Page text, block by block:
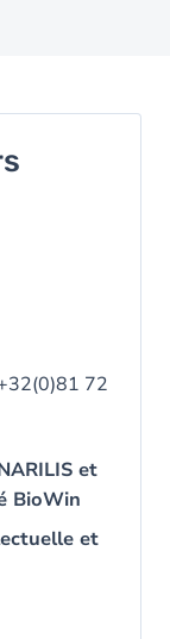
72
et
BioWin
et